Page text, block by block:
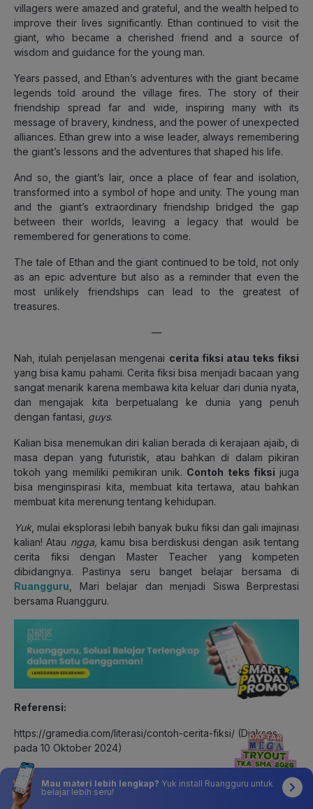
villagers were amazed and grateful, and the wealth helped to
improve their lives significantly. Ethan continued to visit the
giant, who became a cherished friend and a source of
wisdom and guidance for the young man.
Years passed, and Ethan’s adventures with the giant became
legends told around the village fires. The story of their
friendship spread far and wide, inspiring many with its
message of bravery, kindness, and the power of unexpected
alliances. Ethan grew into a wise leader, always remembering
the giant’s lessons and the adventures that shaped his life.
And so, the giant’s lair, once a place of fear and isolation,
transformed into a symbol of hope and unity. The young man
and the giant’s extraordinary friendship bridged the gap
between their worlds, leaving a legacy that would be
remembered for generations to come.
The tale of Ethan and the giant continued to be told, not only
as an epic adventure but also as a reminder that even the
most unlikely friendships can lead to the greatest of
treasures.
—
Nah, itulah penjelasan mengenai cerita fiksi atau teks fiksi
yang bisa kamu pahami. Cerita fiksi bisa menjadi bacaan yang
sangat menarik karena membawa kita keluar dari dunia nyata,
dan mengajak kita berpetualang ke dunia yang penuh
dengan fantasi, guys.
Kalian bisa menemukan diri kalian berada di kerajaan ajaib, di
masa depan yang futuristik, atau bahkan di dalam pikiran
tokoh yang memiliki pemikiran unik. Contoh teks fiksi juga
bisa menginspirasi kita, membuat kita tertawa, atau bahkan
membuat kita merenung tentang kehidupan.
Yuk, mulai eksplorasi lebih banyak buku fiksi dan gali imajinasi
kalian! Atau ngga, kamu bisa berdiskusi dengan asik tentang
cerita fiksi dengan Master Teacher yang kompeten
dibidangnya. Pastinya seru banget belajar bersama di
Ruangguru , Mari belajar dan menjadi Siswa Berprestasi
bersama Ruangguru.
Referensi:
https://gramedia.com/literasi/contoh-cerita-fiksi/ (Diakses
pada 10 Oktober 2024)
https://www.detik.com/sumut/berita/d-6619207/12-contoh-
cerita-fiksi-berbagai-tema-pengertian-struktur-dan-
penjelasannya (Diakses pada 10 Oktober 2024)
Mau materi lebih lengkap? Yuk install Ruangguru untuk
belajar lebih seru!